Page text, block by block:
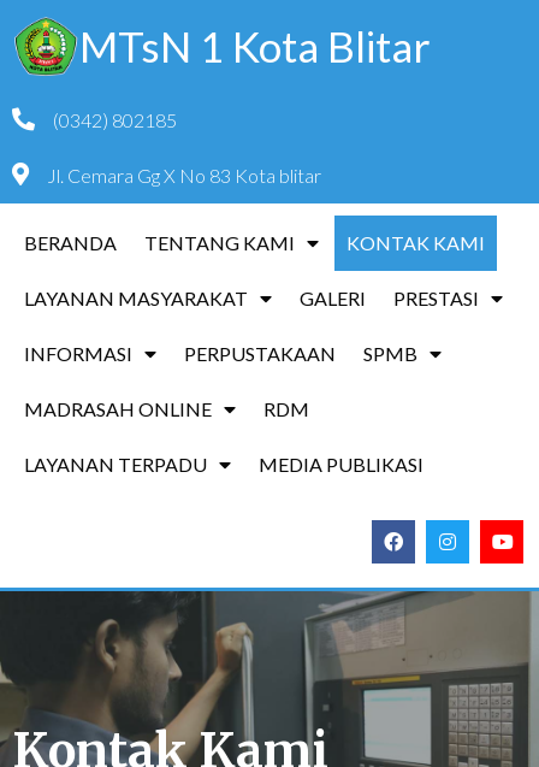
MTsN 1 Kota Blitar
(0342) 802185
Jl. Cemara Gg X No 83 Kota blitar
BERANDA TENTANG KAMI KONTAK KAMI
LAYANAN MASYARAKAT GALERI PRESTASI
INFORMASI PERPUSTAKAAN SPMB
MADRASAH ONLINE RDM
LAYANAN TERPADU MEDIA PUBLIKASI
Kontak Kami